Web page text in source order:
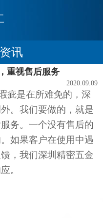
讯
重视售后服务
2020.09.09
疵是在所难免的，深
。我们要做的，就是
务。 一个没有售后的
。如果客户在使用中遇
，我们深圳精密五金
。